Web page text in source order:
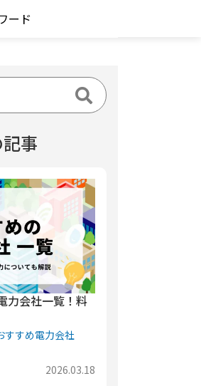
ード
事
力会社一覧！料
すすめ電力会社
2026.03.18